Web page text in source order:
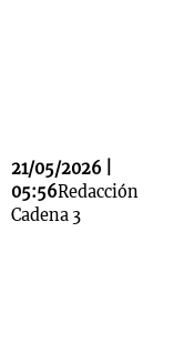
21/05/2026 |
05:56Redacción
Cadena 3